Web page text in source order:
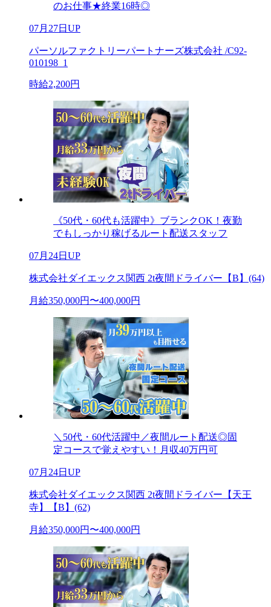
のお仕事★終業16時◎
07月27日UP
パーソルファクトリーパートナーズ株式会社 /C92-
010198_1
時給2,200円
《50代・60代も活躍中》ブランクOK！夜勤
でもしっかり稼げるルート配送スタッフ
07月24日UP
株式会社ダイエックス関西 2t夜間ドライバー【B】(64)
月給350,000円〜400,000円
＼50代・60代活躍中／夜間ルート配送◎固
定コースで覚えやすい！月収40万円可
07月24日UP
株式会社ダイエックス関西 2t夜間ドライバー【天王
寺】【B】(62)
月給350,000円〜400,000円